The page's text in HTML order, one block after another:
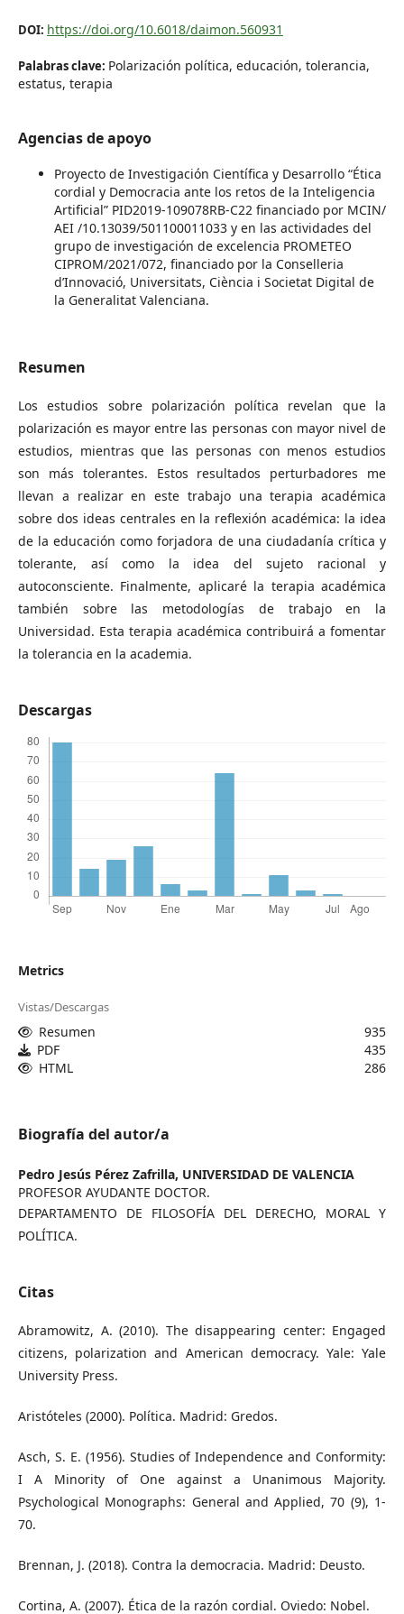
DOI: https://doi.org/10.6018/daimon.560931
Palabras clave: Polarización política, educación, tolerancia,
estatus, terapia
Agencias de apoyo
Proyecto de Investigación Científica y Desarrollo “Ética
cordial y Democracia ante los retos de la Inteligencia
Artificial” PID2019-109078RB-C22 financiado por MCIN/
AEI /10.13039/501100011033 y en las actividades del
grupo de investigación de excelencia PROMETEO
CIPROM/2021/072, financiado por la Conselleria
d’Innovació, Universitats, Ciència i Societat Digital de
la Generalitat Valenciana.
Resumen
Los estudios sobre polarización política revelan que la
polarización es mayor entre las personas con mayor nivel de
estudios, mientras que las personas con menos estudios
son más tolerantes. Estos resultados perturbadores me
llevan a realizar en este trabajo una terapia académica
sobre dos ideas centrales en la reflexión académica: la idea
de la educación como forjadora de una ciudadanía crítica y
tolerante, así como la idea del sujeto racional y
autoconsciente. Finalmente, aplicaré la terapia académica
también sobre las metodologías de trabajo en la
Universidad. Esta terapia académica contribuirá a fomentar
la tolerancia en la academia.
Descargas
Metrics
Vistas/Descargas
Resumen
935
PDF
435
HTML
286
Biografía del autor/a
Pedro Jesús Pérez Zafrilla, UNIVERSIDAD DE VALENCIA
PROFESOR AYUDANTE DOCTOR.
DEPARTAMENTO DE FILOSOFÍA DEL DERECHO, MORAL Y
POLÍTICA.
Citas
Abramowitz, A. (2010). The disappearing center: Engaged
citizens, polarization and American democracy. Yale: Yale
University Press.
Aristóteles (2000). Política. Madrid: Gredos.
Asch, S. E. (1956). Studies of Independence and Conformity:
I A Minority of One against a Unanimous Majority.
Psychological Monographs: General and Applied, 70 (9), 1-
70.
Brennan, J. (2018). Contra la democracia. Madrid: Deusto.
Cortina, A. (2007). Ética de la razón cordial. Oviedo: Nobel.